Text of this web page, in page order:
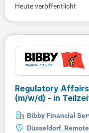
Zukunft mit!
Heute veröffentlicht
Regulatory
(m/w/d) - in
Bibby Financial
Düsseldorf,